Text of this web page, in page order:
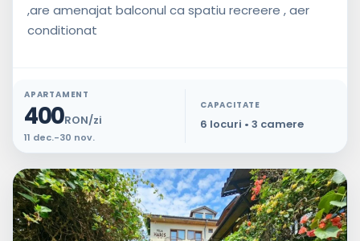
,are amenajat balconul ca spatiu recreere , aer
conditionat
APARTAMENT
400RON/zi
11 dec.-30 nov.
CAPACITATE
6 locuri • 3 camere